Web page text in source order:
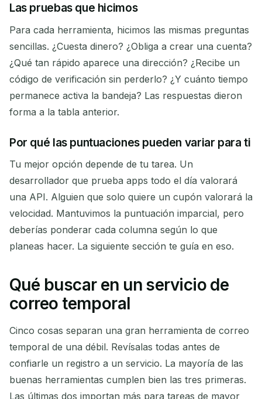
Las pruebas que hicimos
Para cada herramienta, hicimos las mismas preguntas
sencillas. ¿Cuesta dinero? ¿Obliga a crear una cuenta?
¿Qué tan rápido aparece una dirección? ¿Recibe un
código de verificación sin perderlo? ¿Y cuánto tiempo
permanece activa la bandeja? Las respuestas dieron
forma a la tabla anterior.
Por qué las puntuaciones pueden variar para ti
Tu mejor opción depende de tu tarea. Un
desarrollador que prueba apps todo el día valorará
una API. Alguien que solo quiere un cupón valorará la
velocidad. Mantuvimos la puntuación imparcial, pero
deberías ponderar cada columna según lo que
planeas hacer. La siguiente sección te guía en eso.
Qué buscar en un servicio de
correo temporal
Cinco cosas separan una gran herramienta de correo
temporal de una débil. Revísalas todas antes de
confiarle un registro a un servicio. La mayoría de las
buenas herramientas cumplen bien las tres primeras.
Las últimas dos importan más para tareas de mayor